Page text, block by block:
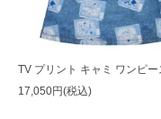
TV プリント キャミ ワンピー
17,050円(税込)